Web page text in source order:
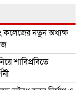
কলেজের নতুন অধ্যক্ষ
শাবিপ্রবিতে